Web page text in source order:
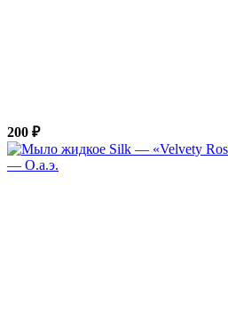
200 ₽